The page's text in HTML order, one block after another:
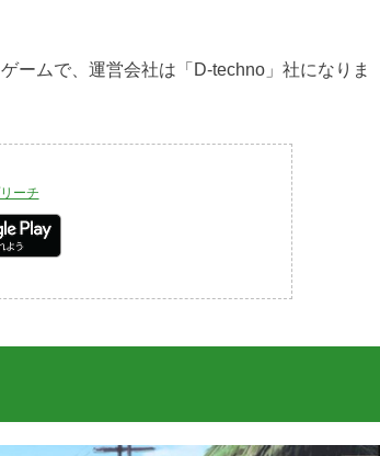
ームで、運営会社は「D-techno」社になりま
ーチ